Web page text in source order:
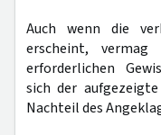
Auch wenn die
erscheint,
erforderlichen
sich der
Nachteil des